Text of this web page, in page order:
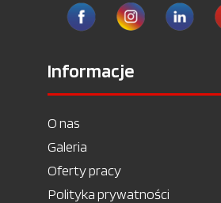
Informacje
O nas
Galeria
Oferty pracy
Polityka prywatności